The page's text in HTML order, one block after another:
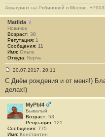
б
щ
е
н
и
е
#
8
6
8
Аквапринт на Рябиновой в Москве.
Matilda
Новичок
Возраст: 38
Репутация: 1
Сообщения: 11
Имя: Ольга
Откуда: Керчь
о
о
б
щ
е
н
и
#
8
20.07.2017, 20:11
С Днём рождения и от меня!)
делах!)
MyPbl4
Бывалый
Возраст: 53
Репутация: 121
Сообщения: 775
Имя: Константин